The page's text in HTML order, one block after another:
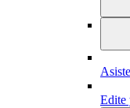
Edite